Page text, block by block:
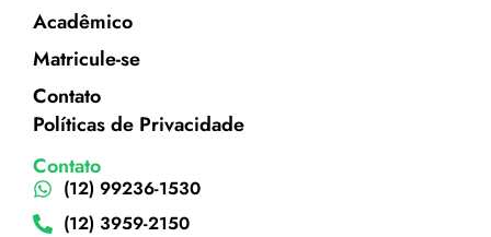
Acadêmico
Matricule-se
Contato
Políticas de Privacidade
Contato
(12) 99236-1530
(12) 3959-2150